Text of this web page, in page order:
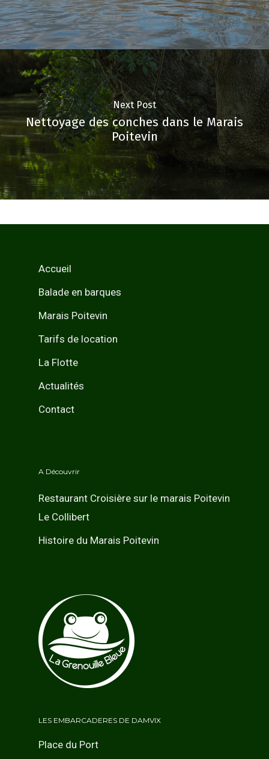
Next Post
Nettoyage des conches dans le Marais
Poitevin
Accueil
Balade en barques
Marais Poitevin
Tarifs de location
La Flotte
Actualités
Contact
A Découvrir
Restaurant Croisière sur le marais Poitevin
Le Collibert
Histoire du Marais Poitevin
LES EMBARCADERES DE DAMVIX
Place du Port